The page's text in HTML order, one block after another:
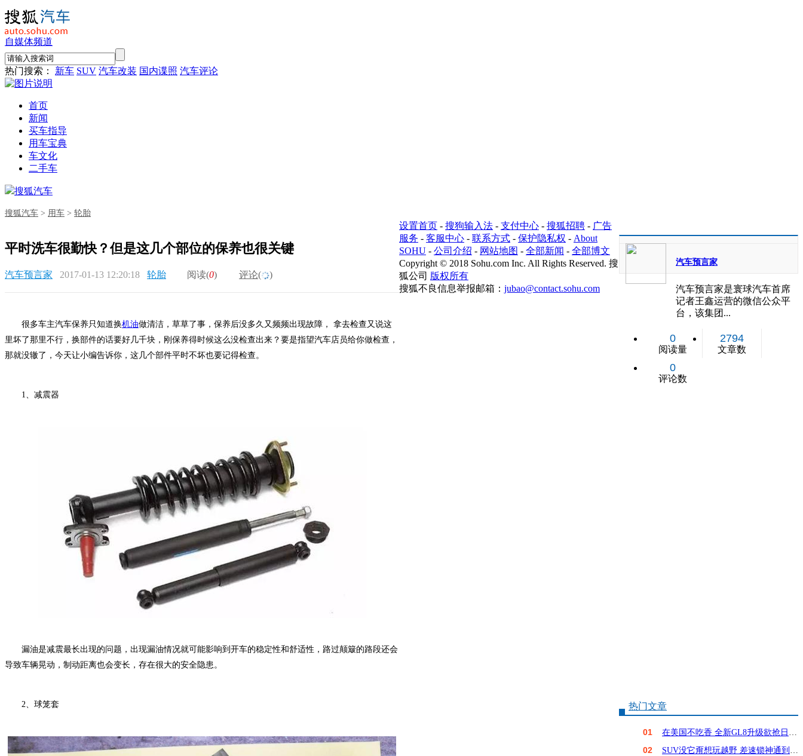
自媒体频道
热门搜索： 新车 SUV 汽车改装 国内谍照 汽车评论
首页
新闻
买车指导
用车宝典
车文化
二手车
搜狐汽车
搜狐汽车 > 用车 > 轮胎
平时洗车很勤快？但是这几个部位的保养也很关键
汽车预言家 2017-01-13 12:20:18 轮胎 阅读(0) 评论( )
很多车主汽车保养只知道换机油做清洁，草草了事，保养后没多久又频频出现故障， 拿去检查又说这
里坏了那里不行，换部件的话要好几千块，刚保养得时候这么没检查出来？要是指望汽车店员给你做检查，
那就没辙了，今天让小编告诉你，这几个部件平时不坏也要记得检查。
1、减震器
漏油是减震最长出现的问题，出现漏油情况就可能影响到开车的稳定性和舒适性，路过颠簸的路段还会
导致车辆晃动，制动距离也会变长，存在很大的安全隐患。
2、球笼套
汽车预言家
汽车预言家是寰球汽车首席
记者王鑫运营的微信公众平
台，该集团...
0
阅读量
2794
文章数
0
评论数
热门文章
01 在美国不吃香 全新GL8升级欲抢日系饭碗？
02 SUV没它甭想玩越野 差速锁神通到底有多大？
设置首页 - 搜狗输入法 - 支付中心 - 搜狐招聘 - 广告
服务 - 客服中心 - 联系方式 - 保护隐私权 - About
SOHU - 公司介绍 - 网站地图 - 全部新闻 - 全部博文
Copyright © 2018 Sohu.com Inc. All Rights Reserved. 搜
狐公司 版权所有
搜狐不良信息举报邮箱： jubao@contact.sohu.com